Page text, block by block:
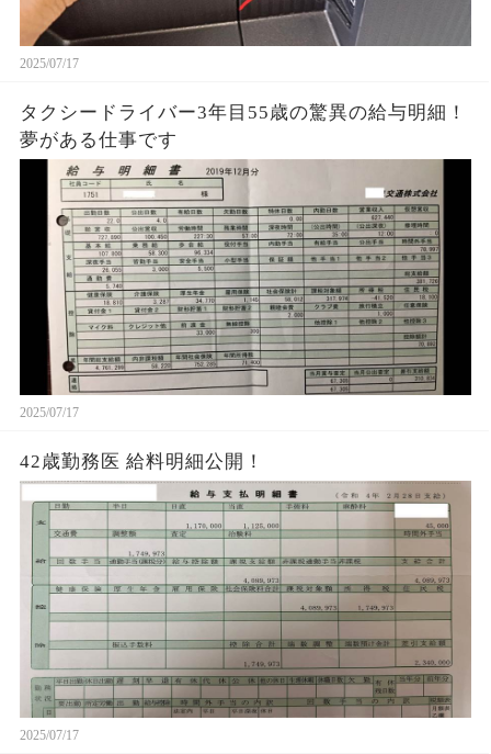
2025/07/17
タクシードライバー3年目55歳の驚異の給与明細！
夢がある仕事です
2025/07/17
42歳勤務医 給料明細公開！
2025/07/17